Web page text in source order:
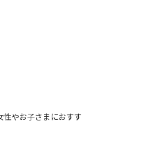
性やお子さまにおすす